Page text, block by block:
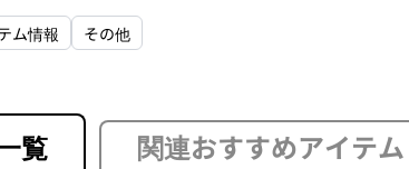
ム情報 その他
覧 関連おすすめアイテム